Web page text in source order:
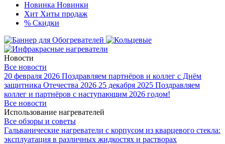
Новинка Новинки
Хит Хиты продаж
% Скидки
Новости
Все новости
20 февраля 2026 Поздравляем партнёров и коллег с Днём
защитника Отечества 2026 25 декабря 2025 Поздравляем
коллег и партнёров с наступающим 2026 годом!
Все новости
Использование нагревателей
Все обзоры и советы
Гальванические нагреватели с корпусом из кварцевого стекла:
эксплуатация в различных жидкостях и растворах